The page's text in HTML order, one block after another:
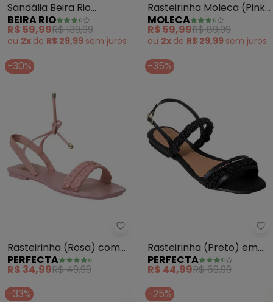
Sandália Beira Rio
(Dourada)
BEIRA RIO
R$ 59,99R$ 139,99
ou 2x de R$ 29,99 sem juros
Rasteirinha Moleca (Pink)
em Sintético
MOLECA
R$ 59,99R$ 89,99
ou 2x de R$ 29,99 sem juros
-30%
Perfecta - Rasteirinha (Rosa)
Rasteirinha (Rosa) com
Fechamento em
Amarração
PERFECTA
R$ 34,99R$ 49,99
-35%
Rasteirinha (Preto) em
Sintético
PERFECTA
R$ 44,99R$ 69,99
-33%
-25%